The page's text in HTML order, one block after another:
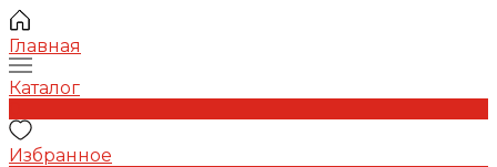
Главная
Каталог
Избранное